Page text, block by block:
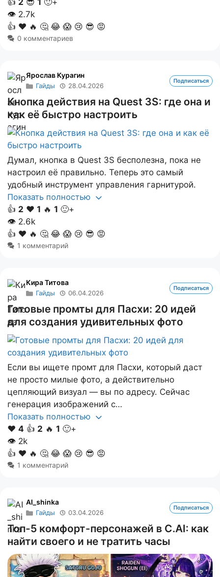
👍 2 😎 1 🙂+
👁 2.7k
👍 ❤️ 🔥 🤔 😂 😱 😢 😎 😡
0 комментариев
Ярослав Курагин
Гайды 28.04.2026
Подписаться
Кнопка действия на Quest 3S: где она и
как её быстро настроить
Думал, кнопка в Quest 3S бесполезна, пока не
настроил её правильно. Теперь это самый
удобный инструмент управления гарнитурой.
Показать полностью
👍 2 ❤️ 1 🔥 1 🙂+
👁 2.6k
👍 ❤️ 🔥 🤔 😂 😱 😢 😎 😡
1 комментарий
Кира Титова
Гайды 06.04.2026
Подписаться
Готовые промты для Пасхи: 20 идей
для создания удивительных фото
Если вы ищете промт для Пасхи, который даст
не просто милые фото, а действительно
цепляющий визуал — вы по адресу. Сейчас
генерация изображений с…
Показать полностью
❤️ 4 👍 2 🔥 1 🙂+
👁 2k
👍 ❤️ 🔥 🤔 😂 😱 😢 😎 😡
1 комментарий
AI_shinka
Гайды 03.04.2026
Подписаться
Топ-5 комфорт-персонажей в C.AI: как
найти своего и не тратить часы